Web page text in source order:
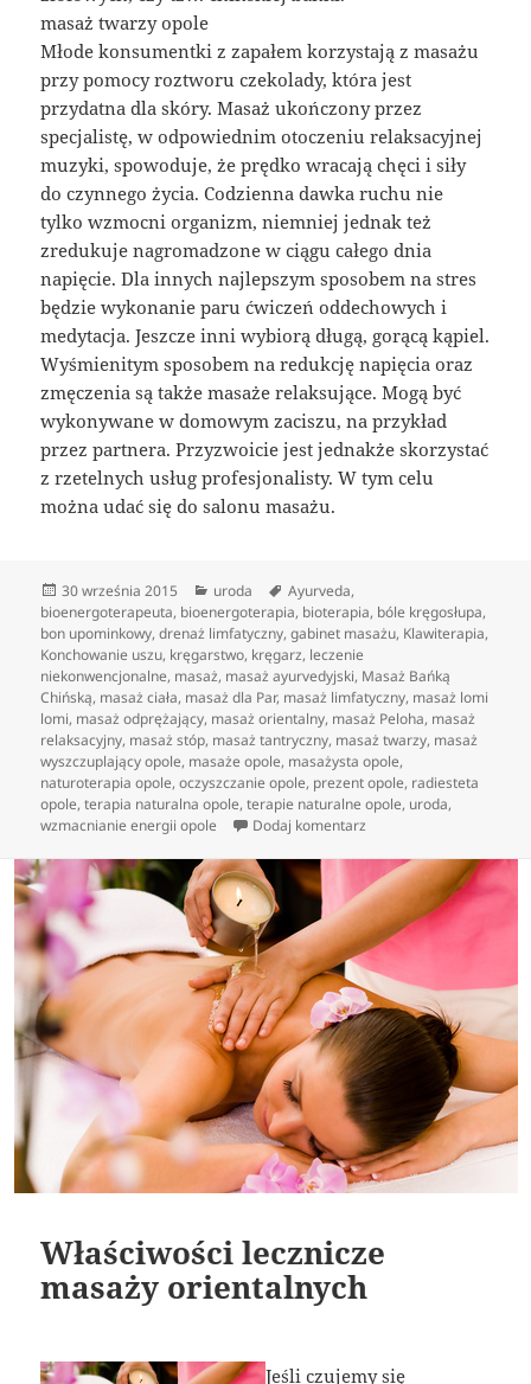
masaż twarzy opole
Młode konsumentki z zapałem korzystają z masażu
przy pomocy roztworu czekolady, która jest
przydatna dla skóry. Masaż ukończony przez
specjalistę, w odpowiednim otoczeniu relaksacyjnej
muzyki, spowoduje, że prędko wracają chęci i siły
do czynnego życia. Codzienna dawka ruchu nie
tylko wzmocni organizm, niemniej jednak też
zredukuje nagromadzone w ciągu całego dnia
napięcie. Dla innych najlepszym sposobem na stres
będzie wykonanie paru ćwiczeń oddechowych i
medytacja. Jeszcze inni wybiorą długą, gorącą kąpiel.
Wyśmienitym sposobem na redukcję napięcia oraz
zmęczenia są także masaże relaksujące. Mogą być
wykonywane w domowym zaciszu, na przykład
przez partnera. Przyzwoicie jest jednakże skorzystać
z rzetelnych usług profesjonalisty. W tym celu
można udać się do salonu masażu.
Data
publikacji
30 września 2015 Kategorie
uroda Tagi
Ayurveda,
bioenergoterapeuta, bioenergoterapia, bioterapia, bóle kręgosłupa,
bon upominkowy,drenaż limfatyczny,gabinet masażu, Klawiterapia,
Konchowanie uszu, kręgarstwo, kręgarz, leczenie
niekonwencjonalne, masaż, masaż ayurvedyjski, Masaż Bańką
Chińską, masaż ciała, masaż dla Par, masaż limfatyczny, masaż lomi
lomi, masaż odprężający, masaż orientalny, masaż Peloha, masaż
relaksacyjny, masaż stóp, masaż tantryczny, masaż twarzy, masaż
wyszczuplający opole, masaże opole, masażysta opole,
naturoterapia opole,oczyszczanie opole, prezent opole, radiesteta
opole,terapia naturalna opole,terapie naturalne opole, uroda,
wzmacnianie energii opole
Dodaj komentarz
Właściwości lecznicze
masaży orientalnych
Jeśli czujemy się